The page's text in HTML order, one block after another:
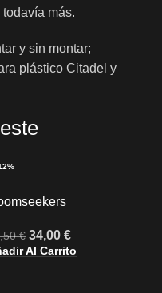
más.
y sin montar;
plástico Citadel y
€ 34,00 €
Al Carrito